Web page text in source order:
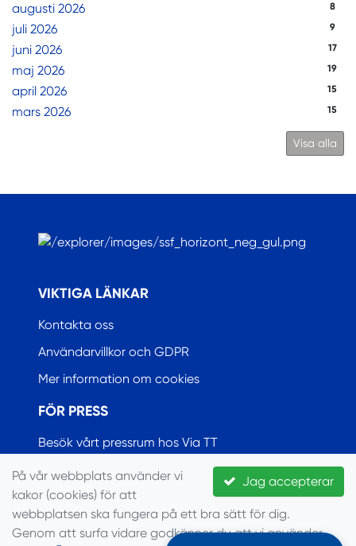
augusti 2026 8
juli 2026 9
juni 2026 17
maj 2026 19
april 2026 15
mars 2026 15
Visa alla
VIKTIGA LÄNKAR
Kontakta oss
Användarvillkor och GDPR
Mer information om cookies
FÖR PRESS
Besök vårt pressrum hos Via TT
© Seglarförbundet, 2022
Jag accepterar
På vår webbplats använder vi
kakor (cookies) för att
webbplatsen ska fungera på ett bra sätt för dig.
Genom att surfa vidare godkänner du att vi använder